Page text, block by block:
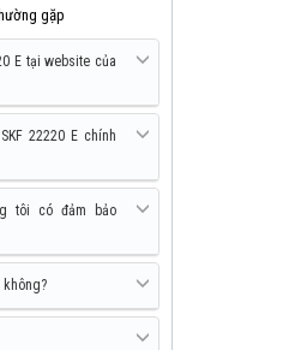
gặp
E tại website của
22220 E chính
tôi có đảm bảo
không?